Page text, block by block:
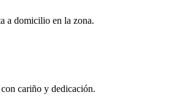
a domicilio en la zona.
cariño y dedicación.